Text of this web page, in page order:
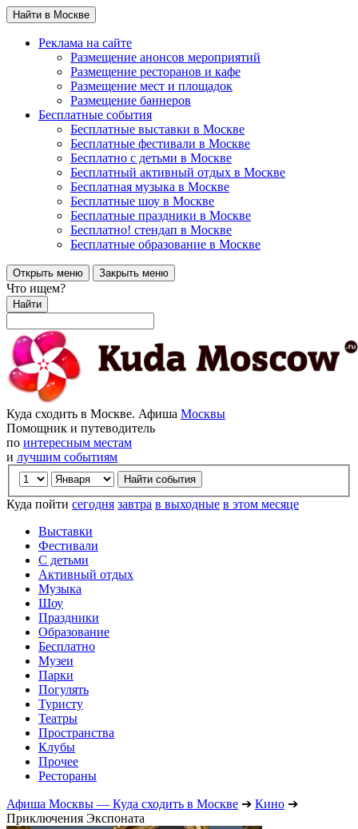
Найти в Москве
Реклама на сайте
Размещение анонсов мероприятий
Размещение ресторанов и кафе
Размещение мест и площадок
Размещение баннеров
Бесплатные события
Бесплатные выставки в Москве
Бесплатные фестивали в Москве
Бесплатно с детьми в Москве
Бесплатный активный отдых в Москве
Бесплатная музыка в Москве
Бесплатные шоу в Москве
Бесплатные праздники в Москве
Бесплатно! стендап в Москве
Бесплатные образование в Москве
Открыть меню Закрыть меню
Что ищем?
Найти
Куда сходить в Москве. Афиша Москвы
Помощник и путеводитель
по интересным местам
и лучшим событиям
Куда пойти сегодня завтра в выходные в этом месяце
Выставки
Фестивали
С детьми
Активный отдых
Музыка
Шоу
Праздники
Образование
Бесплатно
Музеи
Парки
Погулять
Туристу
Театры
Пространства
Клубы
Прочее
Рестораны
Афиша Москвы — Куда сходить в Москве ➔ Кино ➔
Приключения Экспоната